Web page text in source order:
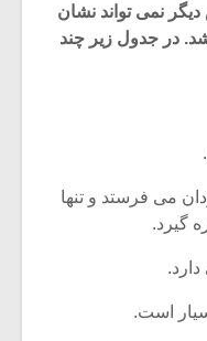
دیگر نمی تواند نشان
در جدول زیر چند
می فرستد و تنها
گیرد.